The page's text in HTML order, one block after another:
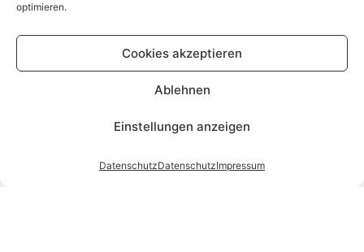
optimieren.
Cookies akzeptieren
Ablehnen
Einstellungen anzeigen
DatenschutzDatenschutzImpressum